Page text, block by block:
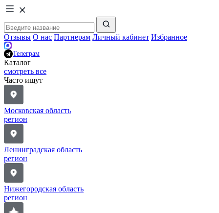
Отзывы О нас Партнерам Личный кабинет Избранное
Телеграм
Каталог
смотреть все
Часто ищут
Московская область
регион
Ленинградская область
регион
Нижегородская область
регион